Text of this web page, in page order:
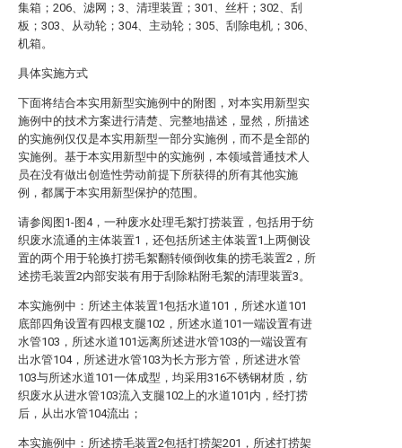
集箱；206、滤网；3、清理装置；301、丝杆；302、刮
板；303、从动轮；304、主动轮；305、刮除电机；306、
机箱。
具体实施方式
下面将结合本实用新型实施例中的附图，对本实用新型实
施例中的技术方案进行清楚、完整地描述，显然，所描述
的实施例仅仅是本实用新型一部分实施例，而不是全部的
实施例。基于本实用新型中的实施例，本领域普通技术人
员在没有做出创造性劳动前提下所获得的所有其他实施
例，都属于本实用新型保护的范围。
请参阅图1-图4，一种废水处理毛絮打捞装置，包括用于纺
织废水流通的主体装置1，还包括所述主体装置1上两侧设
置的两个用于轮换打捞毛絮翻转倾倒收集的捞毛装置2，所
述捞毛装置2内部安装有用于刮除粘附毛絮的清理装置3。
本实施例中：所述主体装置1包括水道101，所述水道101
底部四角设置有四根支腿102，所述水道101一端设置有进
水管103，所述水道101远离所述进水管103的一端设置有
出水管104，所述进水管103为长方形方管，所述进水管
103与所述水道101一体成型，均采用316不锈钢材质，纺
织废水从进水管103流入支腿102上的水道101内，经打捞
后，从出水管104流出；
本实施例中：所述捞毛装置2包括打捞架201，所述打捞架